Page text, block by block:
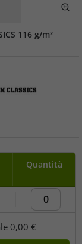
116 g/m²
Quantità
0,00 €